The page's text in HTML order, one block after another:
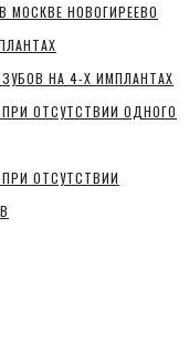
МОСКВЕ НОВОГИРЕЕВО
НА 4-Х ИМПЛАНТАХ
ОТСУТСТВИИ ОДНОГО
ОТСУТСТВИИ